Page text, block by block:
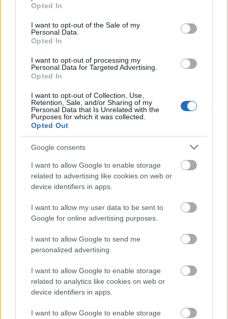
use your data for below specified purposes in below Google
consent section.
Opted In
I want to opt-out of the Sale of my
Personal Data.
Opted In
I want to opt-out of processing my
Personal Data for Targeted Advertising.
Opted In
I want to opt-out of Collection, Use,
Retention, Sale, and/or Sharing of my
Personal Data that Is Unrelated with the
Purposes for which it was collected.
Opted Out
Google consents
I want to allow Google to enable storage
related to advertising like cookies on web or
device identifiers in apps.
I want to allow my user data to be sent to
Google for online advertising purposes.
I want to allow Google to send me
personalized advertising.
I want to allow Google to enable storage
related to analytics like cookies on web or
device identifiers in apps.
I want to allow Google to enable storage
Irányban van az Audi? – Exkluzív
interjú az Audi AG európai
értékesítésért felelős alelnökével,
Christian Bauerrel
Várkonyi Gábor Autóblog•2026. július 28.
Várkonyi Gábor
In den letzten fünf bis sechs Jahren war die Palette
von Audi nicht die jüngste, die man im
Premiumsegment anbieten konnte. Und ...